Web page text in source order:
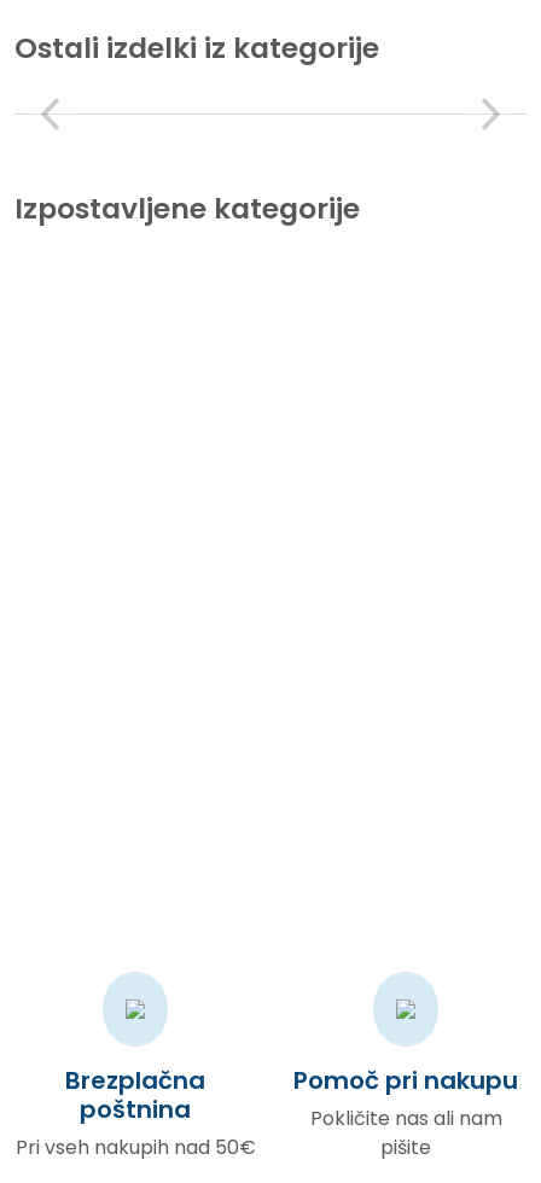
Ostali izdelki iz kategorije
Izpostavljene kategorije
Brezplačna
poštnina
Pri vseh nakupih nad 50€
Pomoč pri nakupu
Pokličite nas ali nam
pišite